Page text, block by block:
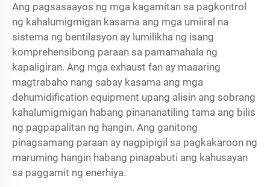
Ang pagsasaayos ng mga kagamitan sa pagkontrol
ng kahalumigmigan kasama ang mga umiiral na
sistema ng bentilasyon ay lumilikha ng isang
komprehensibong paraan sa pamamahala ng
kapaligiran. Ang mga exhaust fan ay maaaring
magtrabaho nang sabay kasama ang mga
dehumidification equipment upang alisin ang sobrang
kahalumigmigan habang pinananatiling tama ang bilis
ng pagpapalitan ng hangin. Ang ganitong
pinagsamang paraan ay nagpipigil sa pagkakaroon ng
maruming hangin habang pinapabuti ang kahusayan
sa paggamit ng enerhiya.